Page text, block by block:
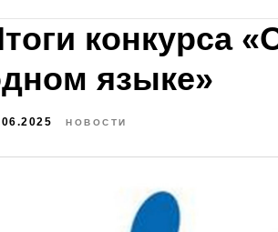
конкурса
языке»
НОВОСТИ